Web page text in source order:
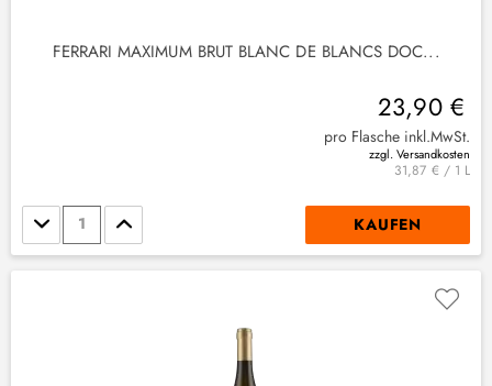
FERRARI MAXIMUM BRUT BLANC DE BLANCS DOC...
23,90 €
pro Flasche inkl.MwSt.
zzgl. Versandkosten
31,87 € / 1 L
Stückzahl KAUFEN